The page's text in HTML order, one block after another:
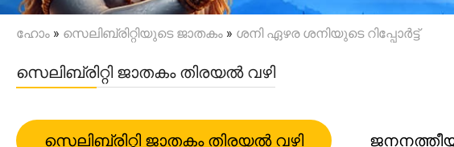
ഹോം » സെലിബ്രിറ്റിയുടെ ജാതകം » ശനി ഏഴര ശനിയുടെ റിപ്പോർട്ട്
സെലിബ്രിറ്റി ജാതകം തിരയൽ വഴി
സെലിബ്രിറ്റി ജാതകം തിരയൽ വഴി